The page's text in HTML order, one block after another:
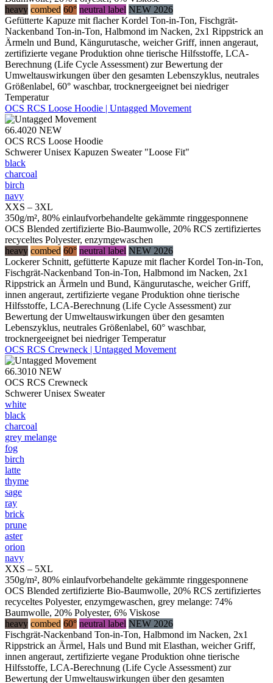
heavy combed 60° neutral label NEW 2026
Gefütterte Kapuze mit flacher Kordel Ton-in-Ton, Fischgrät-
Nackenband Ton-in-Ton, Halbmond im Nacken, 2x1 Rippstrick an
Ärmeln und Bund, Kängurutasche, weicher Griff, innen angeraut,
zertifizierte vegane Produktion ohne tierische Hilfsstoffe, LCA-
Berechnung (Life Cycle Assessment) zur Bewertung der
Umweltauswirkungen über den gesamten Lebenszyklus, neutrales
Größenlabel, 60° waschbar, trocknergeeignet bei niedriger
Temperatur
OCS RCS Loose Hoodie | Untagged Movement
66.4020 NEW
OCS RCS Loose Hoodie
Schwerer Unisex Kapuzen Sweater "Loose Fit"
black
charcoal
birch
navy
XXS – 3XL
350g/m², 80% einlaufvorbehandelte gekämmte ringgesponnene
OCS Blended zertifizierte Bio-Baumwolle, 20% RCS zertifiziertes
recyceltes Polyester, enzymgewaschen
heavy combed 60° neutral label NEW 2026
Lockerer Schnitt, gefütterte Kapuze mit flacher Kordel Ton-in-Ton,
Fischgrät-Nackenband Ton-in-Ton, Halbmond im Nacken, 2x1
Rippstrick an Ärmeln und Bund, Kängurutasche, weicher Griff,
innen angeraut, zertifizierte vegane Produktion ohne tierische
Hilfsstoffe, LCA-Berechnung (Life Cycle Assessment) zur
Bewertung der Umweltauswirkungen über den gesamten
Lebenszyklus, neutrales Größenlabel, 60° waschbar,
trocknergeeignet bei niedriger Temperatur
OCS RCS Crewneck | Untagged Movement
66.3010 NEW
OCS RCS Crewneck
Schwerer Unisex Sweater
white
black
charcoal
grey melange
fog
birch
latte
thyme
sage
ray
brick
prune
aster
orion
navy
XXS – 5XL
350g/m², 80% einlaufvorbehandelte gekämmte ringgesponnene
OCS Blended zertifizierte Bio-Baumwolle, 20% RCS zertifiziertes
recyceltes Polyester, enzymgewaschen, grey melange: 74%
Baumwolle, 20% Polyester, 6% Viskose
heavy combed 60° neutral label NEW 2026
Fischgrät-Nackenband Ton-in-Ton, Halbmond im Nacken, 2x1
Rippstrick an Ärmel, Hals und Bund mit Elasthan, weicher Griff,
innen angeraut, zertifizierte vegane Produktion ohne tierische
Hilfsstoffe, LCA-Berechnung (Life Cycle Assessment) zur
Bewertung der Umweltauswirkungen über den gesamten